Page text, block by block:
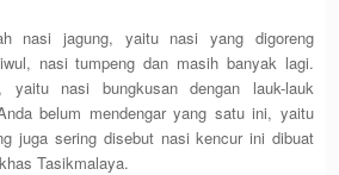
nasi jagung, yaitu nasi yang digoreng
nasi tumpeng dan masih banyak lagi.
nasi bungkusan dengan lauk-lauk
belum mendengar yang satu ini, yaitu
juga sering disebut nasi kencur ini dibuat
Tasikmalaya.